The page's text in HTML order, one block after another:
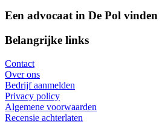
Een advocaat in De Pol vinden
Belangrijke links
Contact
Over ons
Bedrijf aanmelden
Privacy policy
Algemene voorwaarden
Recensie achterlaten